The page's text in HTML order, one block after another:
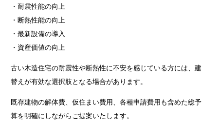
・耐震性能の向上
・断熱性能の向上
・最新設備の導入
・資産価値の向上
古い木造住宅の耐震性や断熱性に不安を感じている方には、建
替えが有効な選択肢となる場合があります。
既存建物の解体費、仮住まい費用、各種申請費用も含めた総予
算を明確にしながらご提案いたします。